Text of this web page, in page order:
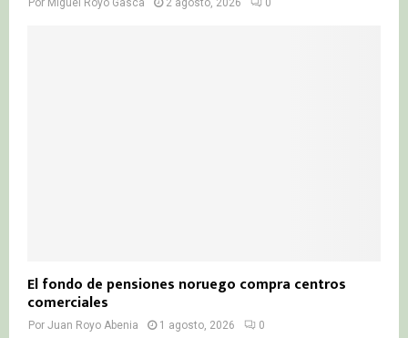
Por Miguel Royo Gasca 2 agosto, 2026 0
El fondo de pensiones noruego compra centros
comerciales
Por Juan Royo Abenia 1 agosto, 2026 0